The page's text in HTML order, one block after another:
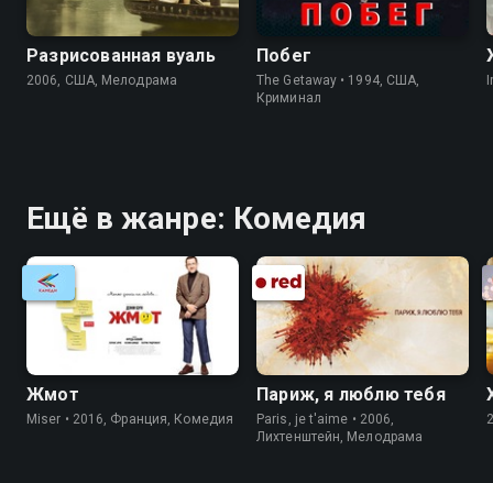
Разрисованная вуаль
2006, США, Мелодрама
Побег
The Getaway • 1994, США,
Криминал
Ещё в жанре: Комедия
Жмот
Miser • 2016, Франция, Комедия
Париж, я люблю тебя
Paris, je t'aime • 2006,
Лихтенштейн, Мелодрама